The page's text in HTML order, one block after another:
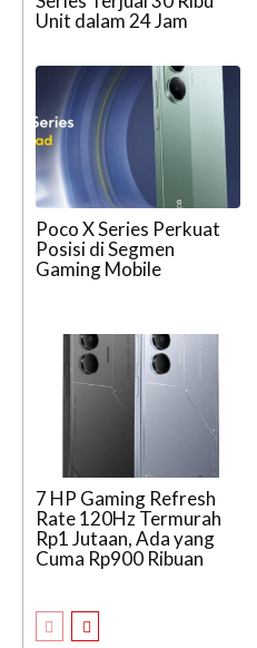
Unit dalam 24 Jam
Poco X Series Perkuat
Posisi di Segmen
Gaming Mobile
7 HP Gaming Refresh
Rate 120Hz Termurah
Rp1 Jutaan, Ada yang
Cuma Rp900 Ribuan